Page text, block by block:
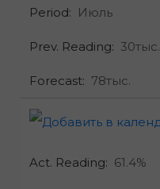
Period: Июль
Prev. Reading: 30тыс.
Forecast: 78тыс.
Act. Reading: 61.4%